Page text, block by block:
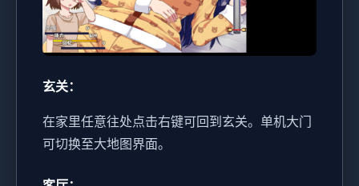
玄关：
在家里任意往处点击右键可回到玄关。 单机大门
可切换至大地图界面。